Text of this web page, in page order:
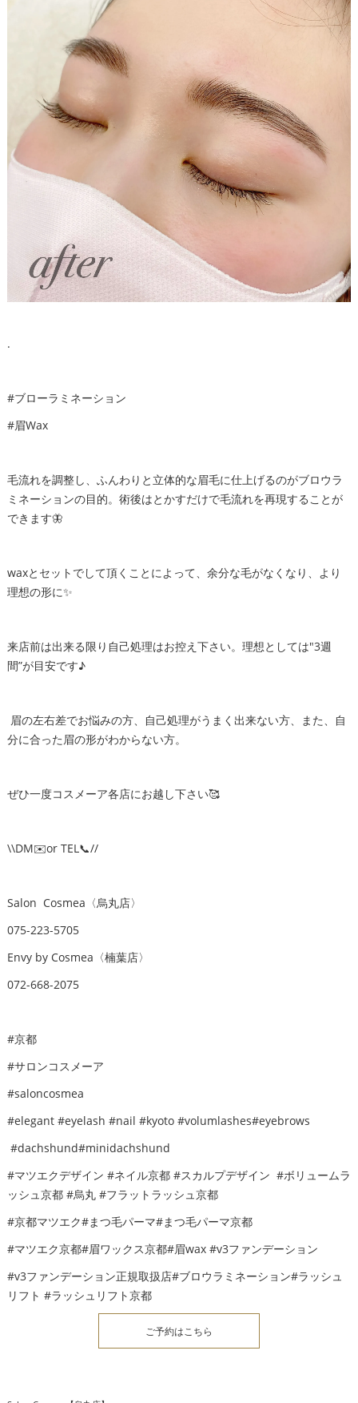
.
#ブローラミネーション
#眉Wax
毛流れを調整し、ふんわりと立体的な眉毛に仕上げるのがブロウラ
ミネーションの目的。術後はとかすだけで毛流れを再現することが
できます🦋
waxとセットでして頂くことによって、余分な毛がなくなり、より
理想の形に✨
来店前は出来る限り自己処理はお控え下さい。理想としては″3週
間”が目安です♪
眉の左右差でお悩みの方、自己処理がうまく出来ない方、また、自
分に合った眉の形がわからない方。
ぜひ一度コスメーア各店にお越し下さい🥰
\\DM✉️or TEL📞//
Salon Cosmea〈烏丸店〉
075-223-5705
Envy by Cosmea〈楠葉店〉
072-668-2075
#京都
#サロンコスメーア
#saloncosmea
#elegant #eyelash #nail #kyoto #volumlashes#eyebrows
#dachshund#minidachshund
#マツエクデザイン #ネイル京都 #スカルプデザイン #ボリュームラ
ッシュ京都 #烏丸 #フラットラッシュ京都
#京都マツエク#まつ毛パーマ#まつ毛パーマ京都
#マツエク京都#眉ワックス京都#眉wax #v3ファンデーション
#v3ファンデーション正規取扱店#ブロウラミネーション#ラッシュ
リフト #ラッシュリフト京都
ご予約はこちら